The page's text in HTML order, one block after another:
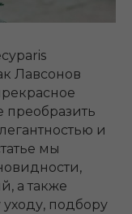
Лавсонов
преобразить
и
мы
а также
подбору